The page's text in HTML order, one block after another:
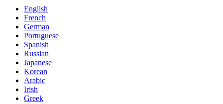
English
French
German
Portuguese
Spanish
Russian
Japanese
Korean
Arabic
Irish
Greek